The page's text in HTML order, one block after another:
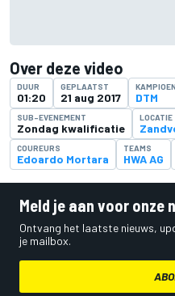
Over deze video
DUUR
01:20
GEPLAATST
21 aug 2017 DTM
SUB-EVENEMENT
Zondag kwalificatie
LOCATIE
COUREURS
Edoardo Mortara
TEAMS
HWA AG
Meld je aan voor onze
Ontvang het laatste nieuws,
je mailbox.